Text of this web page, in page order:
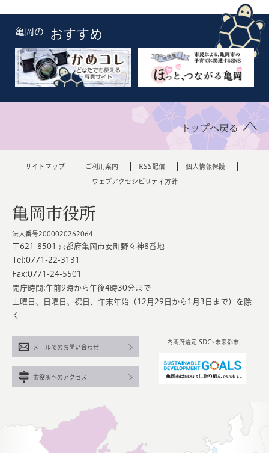
亀岡の おすすめ
トップへ戻る
サイトマップ ご利用案内 RSS配信 個人情報保護
ウェブアクセシビリティ方針
亀岡市役所
法人番号2000020262064
〒621-8501 京都府亀岡市安町野々神8番地
Tel:0771-22-3131
Fax:0771-24-5501
開庁時間:午前9時から午後4時30分まで
土曜日、日曜日、祝日、年末年始（12月29日から1月3日まで）を除
く
内閣府選定 SDGs未来都市
メールでのお問い合わせ
市役所へのアクセス